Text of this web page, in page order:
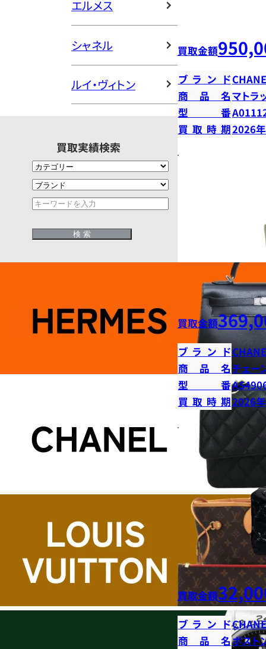
エルメス
シャネル
ルイ・ヴィトン
買取実績検索
買取金額
ブランド
商品名マトラ
型番
買取時期2026
買取金額
ブランド
商品名チェー
型番
買取時期2026
買取金額
ブランド
商品名ボスト